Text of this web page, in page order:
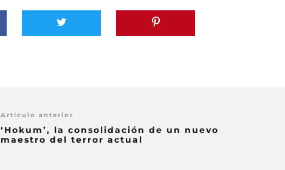
Artículo anterior
‘Hokum’, la consolidación de un nuevo
maestro del terror actual